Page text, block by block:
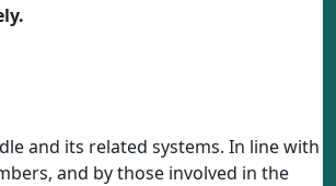
and its related systems. In line with
and by those involved in the